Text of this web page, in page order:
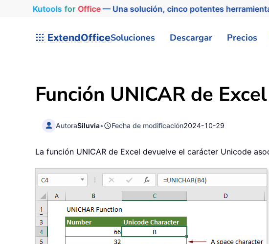
Kutools for Office— Una solución, cinco potentes
ExtendOfficeSoluciones Descargar Precios
Función UNICAR de Excel
AutoraSiluvia• Fecha de modificación2024-10-29
La función UNICAR de Excel devuelve el carácter Unicode